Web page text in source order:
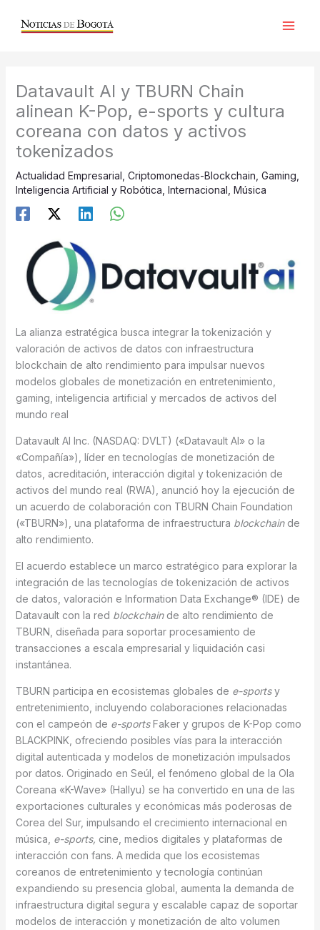
Datavault AI y TBURN Chain
alinean K-Pop, e-sports y cultura
coreana con datos y activos
tokenizados
Actualidad Empresarial Criptomonedas-Blockchain Gaming
Inteligencia Artificial y Robótica Internacional Música
La alianza estratégica busca integrar la tokenización y
valoración de activos de datos con infraestructura
blockchain de alto rendimiento para impulsar nuevos
modelos globales de monetización en entretenimiento,
gaming, inteligencia artificial y mercados de activos del
mundo real
Datavault AI Inc. (NASDAQ: DVLT) («Datavault AI» o la
«Compañía»), líder en tecnologías de monetización de
datos, acreditación, interacción digital y tokenización de
activos del mundo real (RWA), anunció hoy la ejecución de
un acuerdo de colaboración con TBURN Chain Foundation
(«TBURN»), una plataforma de infraestructura blockchain de
alto rendimiento.
El acuerdo establece un marco estratégico para explorar la
integración de las tecnologías de tokenización de activos
de datos, valoración e Information Data Exchange® (IDE) de
Datavault con la red blockchain de alto rendimiento de
TBURN, diseñada para soportar procesamiento de
transacciones a escala empresarial y liquidación casi
instantánea.
TBURN participa en ecosistemas globales de e-sportsy
entretenimiento, incluyendo colaboraciones relacionadas
con el campeón de e-sportsFaker y grupos de K-Pop como
BLACKPINK, ofreciendo posibles vías para la interacción
digital autenticada y modelos de monetización impulsados
por datos. Originado en Seúl, el fenómeno global de la Ola
Coreana «K-Wave» (Hallyu) se ha convertido en una de las
exportaciones culturales y económicas más poderosas de
Corea del Sur, impulsando el crecimiento internacional en
música, e-sports, cine, medios digitales y plataformas de
interacción con fans. A medida que los ecosistemas
coreanos de entretenimiento y tecnología continúan
expandiendo su presencia global, aumenta la demanda de
infraestructura digital segura y escalable capaz de soportar
modelos de interacción y monetización de alto volumen